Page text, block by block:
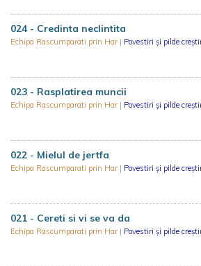
024 - Credinta neclintita
Echipa Rascumparati prin Har | Povestiri și pilde
023 - Rasplatirea muncii
Echipa Rascumparati prin Har | Povestiri și pilde
022 - Mielul de jertfa
Echipa Rascumparati prin Har | Povestiri și pilde
021 - Cereti si vi se va da
Echipa Rascumparati prin Har | Povestiri și pilde